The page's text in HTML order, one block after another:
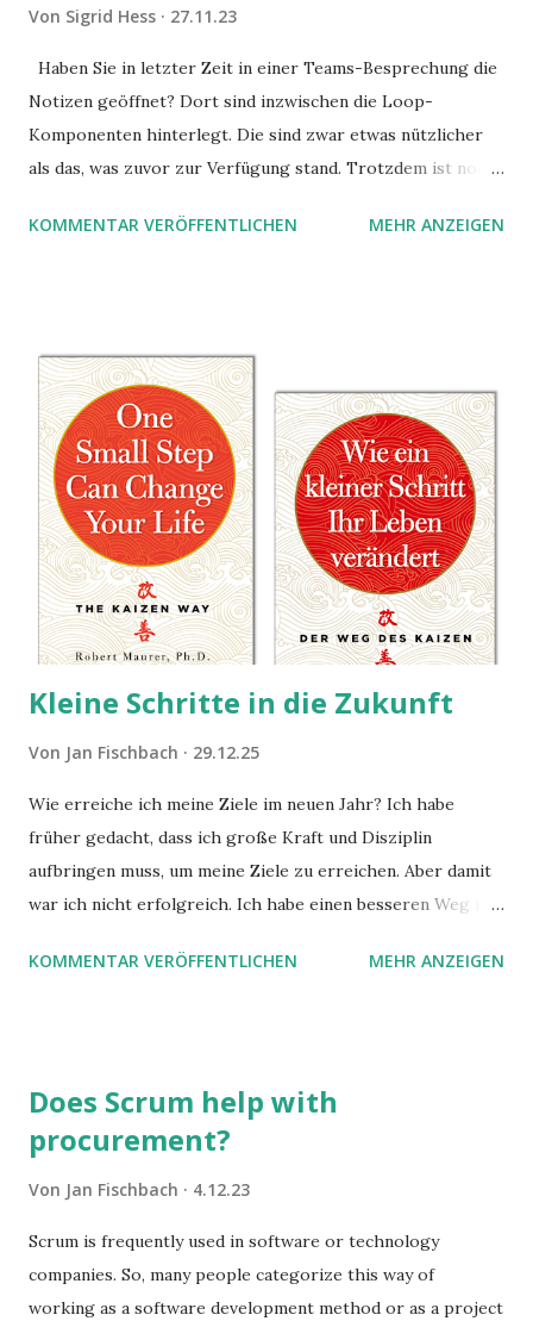
Von Sigrid Hess 27.11.23
Haben Sie in letzter Zeit in einer Teams-Besprechung die
Notizen geöffnet? Dort sind inzwischen die Loop-
Komponenten hinterlegt. Die sind zwar etwas nützlicher
als das, was zuvor zur Verfügung stand. Trotzdem ist noch
Stolperfallen. Hier ein erster, kritischer Blick auf das was
KOMMENTAR VERÖFFENTLICHEN MEHR ANZEIGEN
Kleine Schritte in die Zukunft
Von Jan Fischbach 29.12.25
Wie erreiche ich meine Ziele im neuen Jahr? Ich habe
früher gedacht, dass ich große Kraft und Disziplin
aufbringen muss, um meine Ziele zu erreichen. Aber damit
war ich nicht erfolgreich. Ich habe einen besseren Weg in
möchte. Darin habe ich zwei gute Begründungen gefunden,
KOMMENTAR VERÖFFENTLICHEN MEHR ANZEIGEN
Does Scrum help with
procurement?
Von Jan Fischbach 4.12.23
Scrum is frequently used in software or technology
companies. So, many people categorize this way of
working as a software development method or as a project